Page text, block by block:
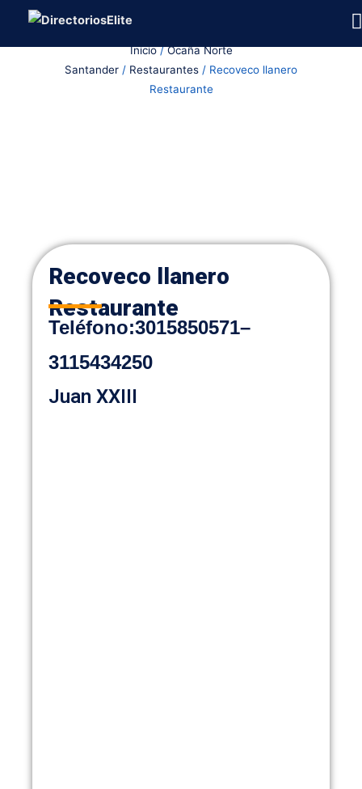
Inicio/Ocaña Norte
Santander / Restaurantes / Recoveco llanero
Restaurante
Recoveco llanero
Restaurante
Teléfono:3015850571–
3115434250
Juan XXIII